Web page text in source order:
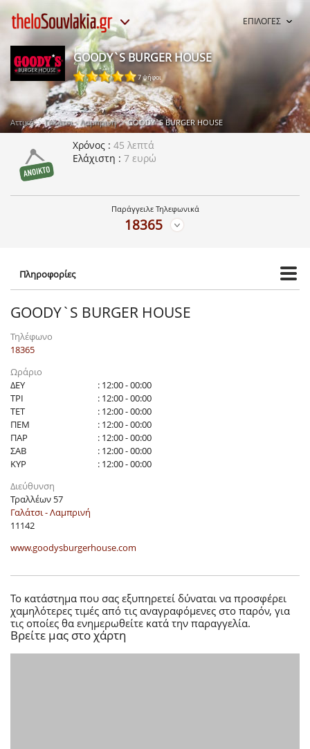
ΕΠΙΛΟΓΕΣ
GOODY`S BURGER HOUSE
7 ψήφοι
Αττική Γαλάτσι - Λαμπρινή GOODY`S BURGER HOUSE
Χρόνος
45 λεπτά
Ελάχιστη
7 ευρώ
Παράγγειλε Τηλεφωνικά
18365
Πληροφορίες
GOODY`S BURGER HOUSE
Τηλέφωνο
18365
Ωράριο
ΔΕΥ
: 12:00 - 00:00
ΤΡΙ
: 12:00 - 00:00
ΤΕΤ
: 12:00 - 00:00
ΠΕΜ
: 12:00 - 00:00
ΠΑΡ
: 12:00 - 00:00
ΣΑΒ
: 12:00 - 00:00
ΚΥΡ
: 12:00 - 00:00
Διεύθυνση
Τραλλέων 57
Γαλάτσι - Λαμπρινή
11142
www.goodysburgerhouse.com
Το κατάστημα που σας εξυπηρετεί δύναται να προσφέρει
χαμηλότερες τιμές από τις αναγραφόμενες στο παρόν, για
τις οποίες θα ενημερωθείτε κατά την παραγγελία.
Βρείτε μας στο χάρτη